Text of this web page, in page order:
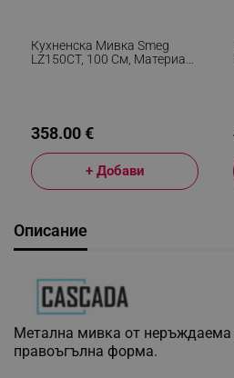
Кухненска Мивка Smeg
LZ150CT, 100 См, Материал
358.00 €
+ Добави
Описание
Метална мивка от неръждаема
правоъгълна форма.